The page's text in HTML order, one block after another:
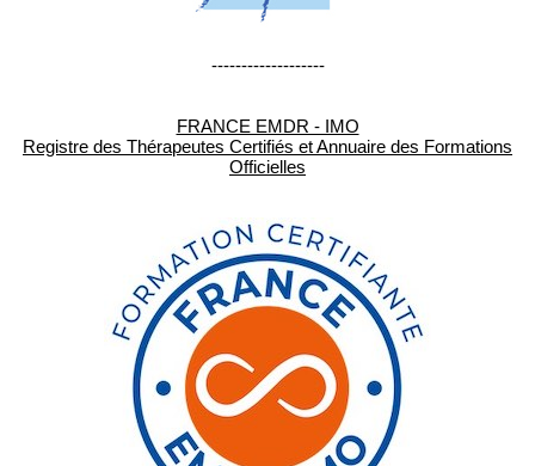
-------------------
FRANCE EMDR - IMO
Registre des Thérapeutes Certifiés et Annuaire des Formations
Officielles